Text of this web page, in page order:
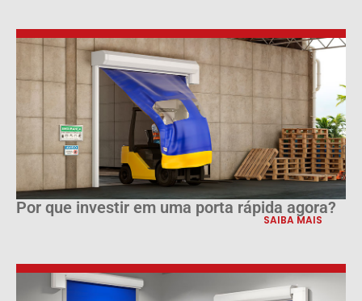
Por que investir em uma porta rápida agora?
SAIBA MAIS